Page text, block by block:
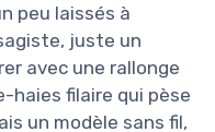
peu laissés à
juste un
avec une rallonge
haies filaire qui pèse
un modèle sans fil,